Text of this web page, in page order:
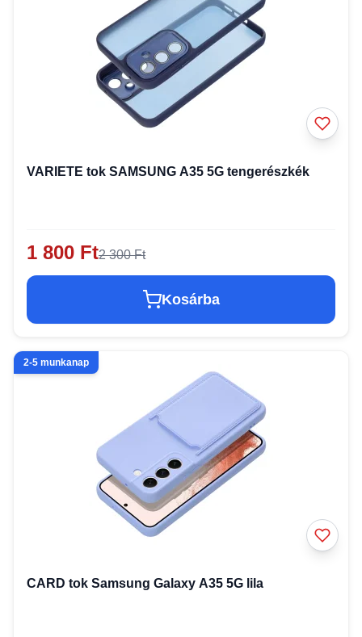
VARIETE tok SAMSUNG A35 5G tengerészkék
1 800 Ft2 300 Ft
Kosárba
2-5 munkanap
CARD tok Samsung Galaxy A35 5G lila